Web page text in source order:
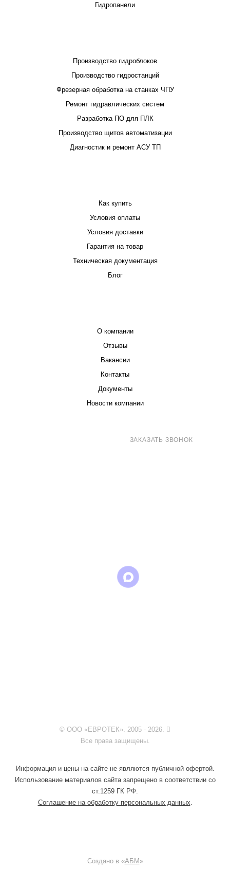
Гидропанели
Производство гидроблоков
Производство гидростанций
Фрезерная обработка на станках ЧПУ
Ремонт гидравлических систем
Разработка ПО для ПЛК
Производство щитов автоматизации
Диагностик и ремонт АСУ ТП
Как купить
Условия оплаты
Условия доставки
Гарантия на товар
Техническая документация
Блог
О компании
Отзывы
Вакансии
Контакты
Документы
Новости компании
ЗАКАЗАТЬ ЗВОНОК
© ООО «ЕВРОТЕК». 2005 - 2026.
Все права защищены.
Информация и цены на сайте не являются публичной офертой.
Использование материалов сайта запрещено в соответствии со
ст.1259 ГК РФ.
Соглашение на обработку персональных данных
Создано в «АБМ »